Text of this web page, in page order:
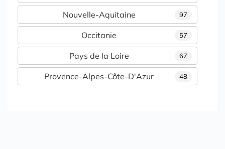
97
Nouvelle-Aquitaine
57
Occitanie
67
Pays de la Loire
48
Provence-Alpes-Côte-D'Azur